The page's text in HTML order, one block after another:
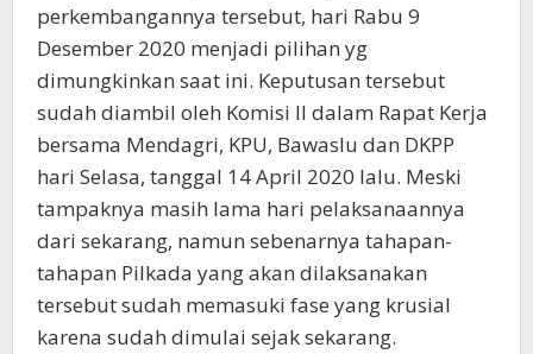
perkembangannya tersebut, hari Rabu 9
Desember 2020 menjadi pilihan yg
dimungkinkan saat ini. Keputusan tersebut
sudah diambil oleh Komisi II dalam Rapat Kerja
bersama Mendagri, KPU, Bawaslu dan DKPP
hari Selasa, tanggal 14 April 2020 lalu. Meski
tampaknya masih lama hari pelaksanaannya
dari sekarang, namun sebenarnya tahapan-
tahapan Pilkada yang akan dilaksanakan
tersebut sudah memasuki fase yang krusial
karena sudah dimulai sejak sekarang.